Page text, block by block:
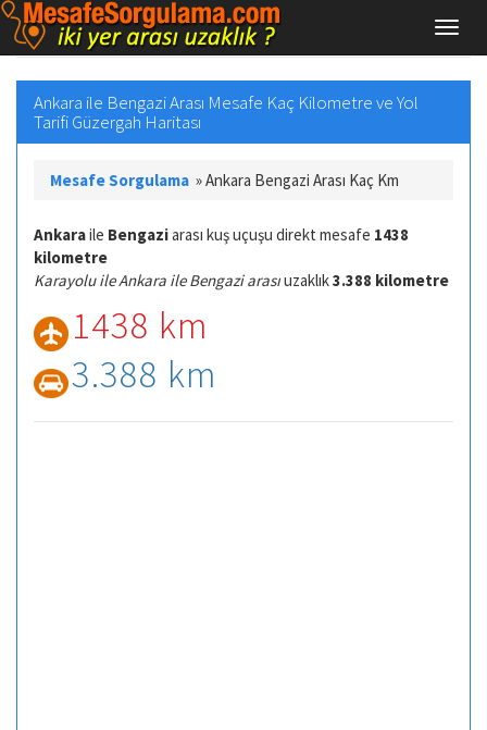
Ankara ile Bengazi Arası Mesafe Kaç Kilometre ve Yol
Tarifi Güzergah Haritası
Mesafe Sorgulama »Ankara Bengazi Arası Kaç Km
Ankaraile Bengaziarası kuş uçuşu direkt mesafe 1438
kilometre
Karayolu ile Ankara ile Bengazi arasıuzaklık3.388 kilometre
1438 km
3.388 km